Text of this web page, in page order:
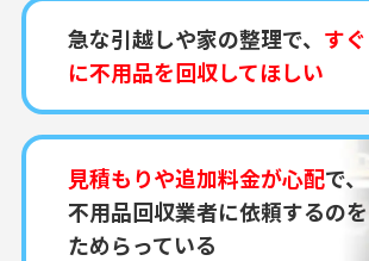
急な引越しや家の整理で、 すぐ
に不用品を回収してほしい
見積もりや追加料金が心配で、
不用品回収業者に依頼するのを
ためらっている